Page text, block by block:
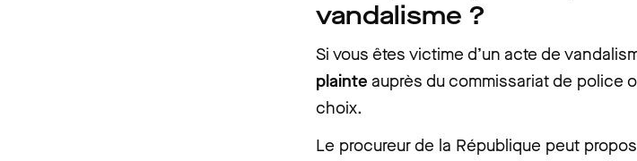
vandalisme ?
Si vous êtes victime d’un acte de
plainte auprès du commissariat de police
choix.
Le procureur de la République peut